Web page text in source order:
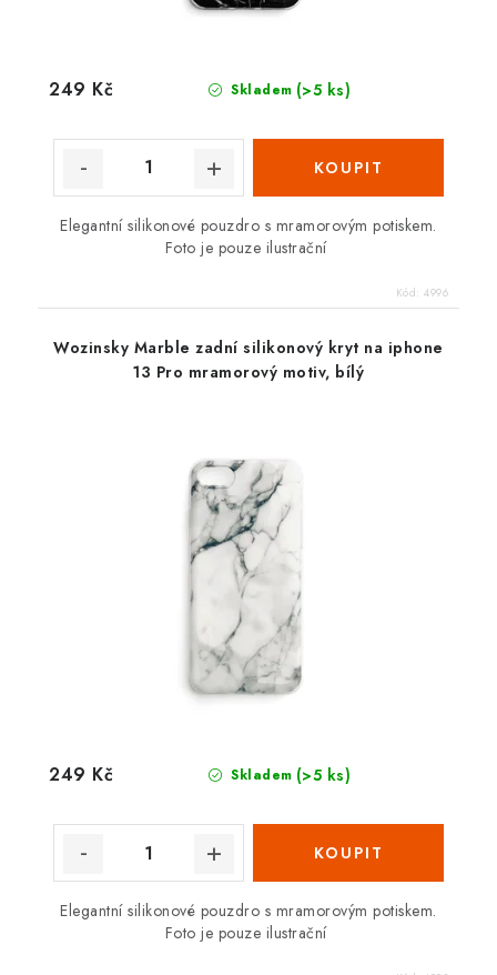
Skladem (>5 ks)
249 Kč
Elegantní silikonové pouzdro s mramorovým potiskem.
Foto je pouze ilustrační
Kód: 4996
Wozinsky Marble zadní silikonový kryt na iphone
13 Pro mramorový motiv, bílý
Skladem (>5 ks)
249 Kč
Elegantní silikonové pouzdro s mramorovým potiskem.
Foto je pouze ilustrační